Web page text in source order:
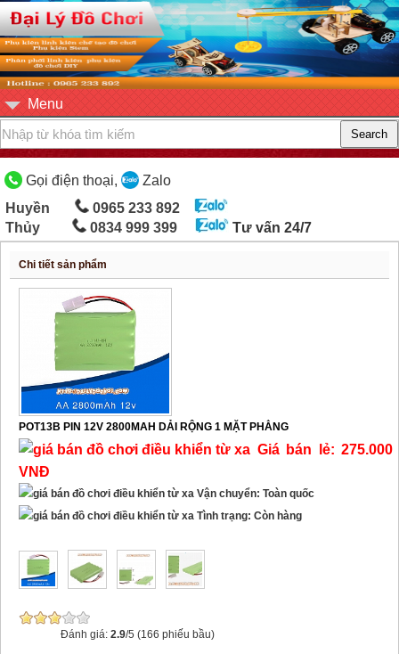
Menu
Gọi điện thoại,
Zalo
Huyền
0965 233 892
Thủy
0834 999 399 Tư vấn 24/7
Chi tiết sản phẩm
POT13B PIN 12V 2800MAH DẢI RỘNG 1 MẶT PHẲNG
Giá bán lẻ: 275.000
VNĐ
Vận chuyển: Toàn quốc
Tình trạng: Còn hàng
Đánh giá: 2.9/5 (166 phiếu bầu)